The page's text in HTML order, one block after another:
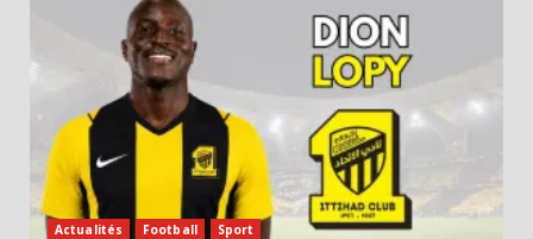
Actualités Football Sport